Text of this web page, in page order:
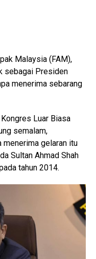
Malaysia (FAM),
sebagai Presiden
menerima sebarang
Luar Biasa
semalam,
menerima gelaran itu
Sultan Ahmad Shah
tahun 2014.